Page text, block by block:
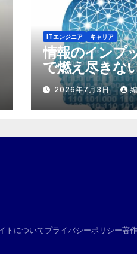
ITエンジニア キャリア
情報のインプ
で燃え尽きな
の、「捨て方
報の絞り方」
2026年7月3日
トについてプライバシーポリシー著